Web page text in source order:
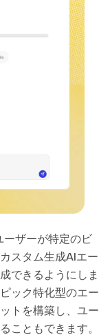
ーザーが特定のビ
スタム生成AIエー
できるようにしま
ック特化型のエー
トを構築し、ユー
こともできます。